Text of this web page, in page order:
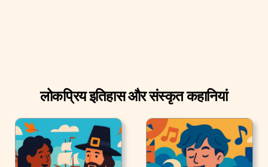
लोकप्रिय इतिहास और संस्कृत कहानियां